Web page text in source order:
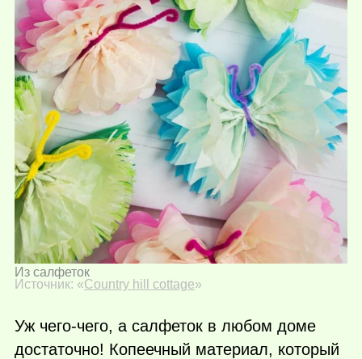
Из салфеток
Источник: «Country hill cottage»
Уж чего-чего, а салфеток в любом доме
достаточно! Копеечный материал, который